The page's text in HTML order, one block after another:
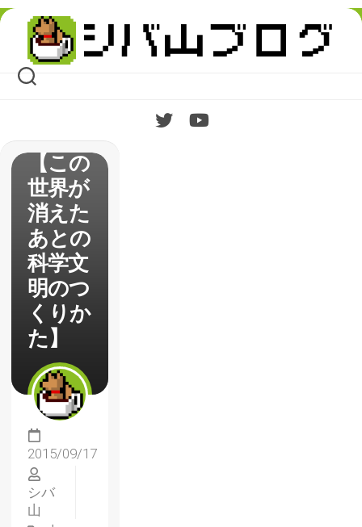
Skip
content
書籍
【この
世界が
消えた
あとの
科学文
明のつ
くりか
た】
2015/09/17
シバ
山